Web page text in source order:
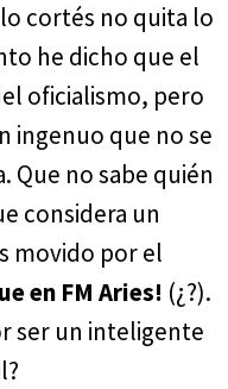
cortés no quita lo
he dicho que el
oficialismo, pero
ingenuo que no se
Que no sabe quién
considera un
movido por el
en FM Aries! (¿?).
ser un inteligente